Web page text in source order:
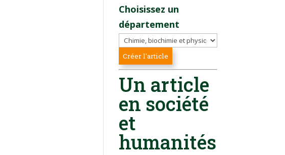
Choisissez un
département
Un article
en société
et
humanités